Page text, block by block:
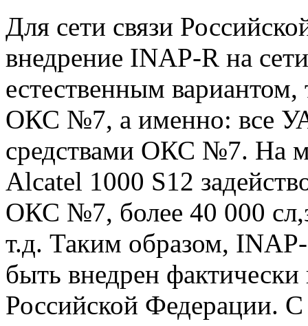
Для сети связи
внедрение INAP-R на
естественным вариантом,
ОКС №7, а именно: все
средствами ОКС №7. На
Alcatel 1000 S12
ОКС №7, более 40 000
т.д. Таким образом,
быть внедрен
Российской Федерации.